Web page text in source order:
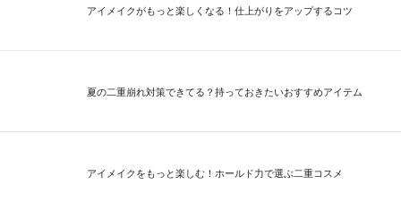
アイメイクがもっと楽しくなる！仕上がりをアップするコツ
夏の二重崩れ対策できてる？持っておきたいおすすめアイテム
アイメイクをもっと楽しむ！ホールド力で選ぶ二重コスメ